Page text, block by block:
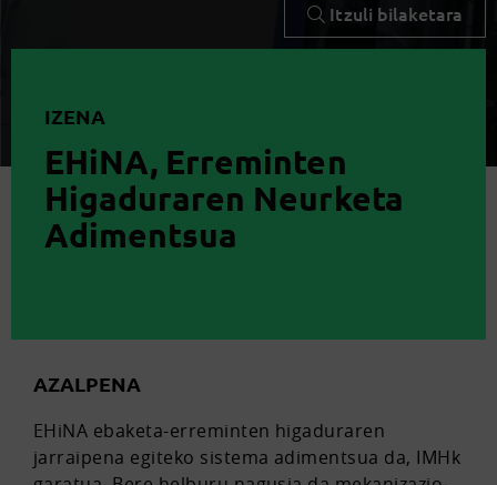
Itzuli bilaketara
IZENA
EHiNA, Erreminten
Higaduraren Neurketa
Adimentsua
AZALPENA
EHiNA ebaketa-erreminten higaduraren
jarraipena egiteko sistema adimentsua da, IMHk